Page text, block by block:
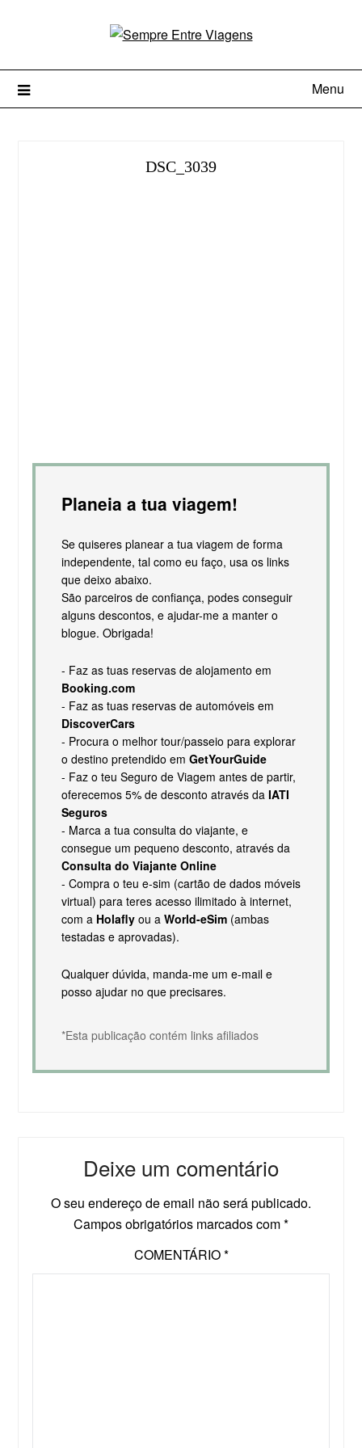
Menu
DSC_3039
Planeia a tua viagem!
Se quiseres planear a tua viagem de forma
independente, tal como eu faço, usa os links
que deixo abaixo.
São parceiros de confiança, podes conseguir
alguns descontos, e ajudar-me a manter o
blogue. Obrigada!
- Faz as tuas reservas de alojamento em
Booking.com
- Faz as tuas reservas de automóveis em
DiscoverCars
- Procura o melhor tour/passeio para explorar
o destino pretendido em GetYourGuide
- Faz o teu Seguro de Viagem antes de partir,
oferecemos 5% de desconto através da IATI
Seguros
- Marca a tua consulta do viajante, e
consegue um pequeno desconto, através da
Consulta do Viajante Online
- Compra o teu e-sim (cartão de dados móveis
virtual) para teres acesso ilimitado à internet,
com a Holaflyou a World-eSim(ambas
testadas e aprovadas).
Qualquer dúvida, manda-me um e-mail e
posso ajudar no que precisares.
*Esta publicação contém links afiliados
Deixe um comentário
O seu endereço de email não será publicado.
Campos obrigatórios marcados com*
COMENTÁRIO*